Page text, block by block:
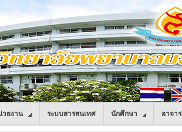
วยงาน ระบบสารสนเทศ นักศึกษา อาจา